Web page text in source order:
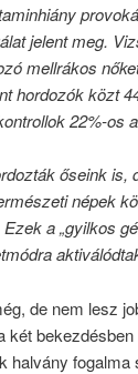
jelent meg.
mellrákos
hordozók közt
22%-
őseink
népek
a „gyilkos
de nem lesz
két
halvány